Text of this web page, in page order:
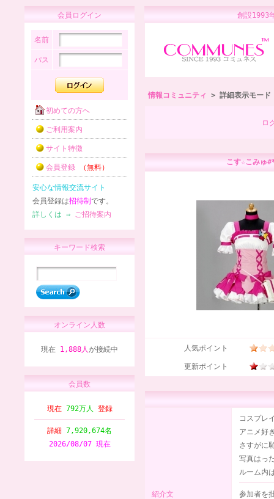
会員ログイン
名前
パス
初めての方へ
ご利用案内
サイト特徴
会員登録 （無料）
安心な情報交流サイト
会員登録は招待制 です。
詳しくは ⇒ ご招待案内
キーワード検索
オンライン人数
現在 1,888人が接続中
会員数
現在 792万人 登録
詳細 7,920,674名
2026/08/07 現在
創設
情報コミュニティ > 詳細表示モード
ロ
こす☆こみゅ
人気ポイント
更新ポイント
紹介文
コスプレ
アニメ好
さすがに
写真はっ
ルーム内
参加者を